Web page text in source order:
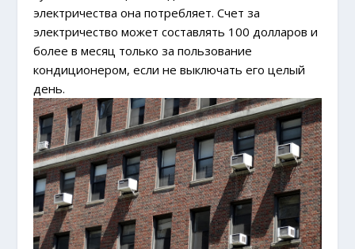
электричества она потребляет. Счет за
электричество может составлять 100 долларов и
более в месяц только за пользование
кондиционером, если не выключать его целый
день.